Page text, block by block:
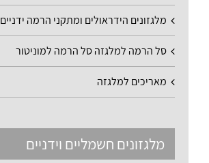
מלגזונים הידראולים ומתקני הרמה ידניים
סל הרמה למלגזה סל הרמה למוניטור
מאריכים למלגזה
מלגזונים חשמליים וידניים